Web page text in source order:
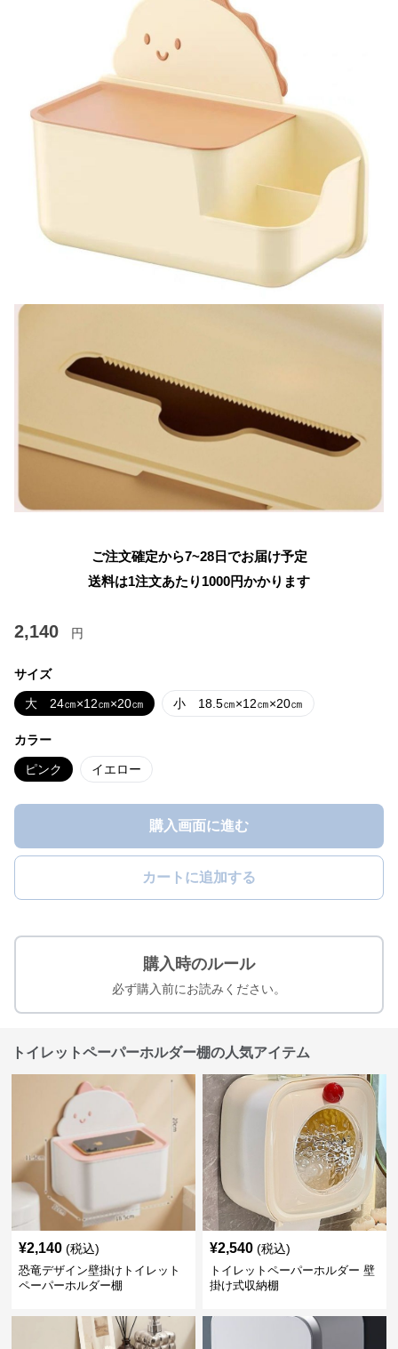
ご注文確定から7~28日でお届け予定
送料は1注文あたり 1000円かかります
2,140 円
サイズ
大 24㎝×12㎝×20㎝ 小 18.5㎝×12㎝×20㎝
カラー
ピンク イエロー
購入画面に進む
カートに追加する
購入時のルール
必ず購入前にお読みください。
トイレットペーパーホルダー棚の人気アイテム
¥2,140 (税込)
恐竜デザイン壁掛けトイレット
ペーパーホルダー棚
¥2,540 (税込)
トイレットペーパーホルダー 壁
掛け式収納棚